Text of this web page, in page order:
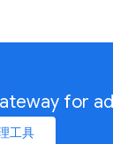
for
工具